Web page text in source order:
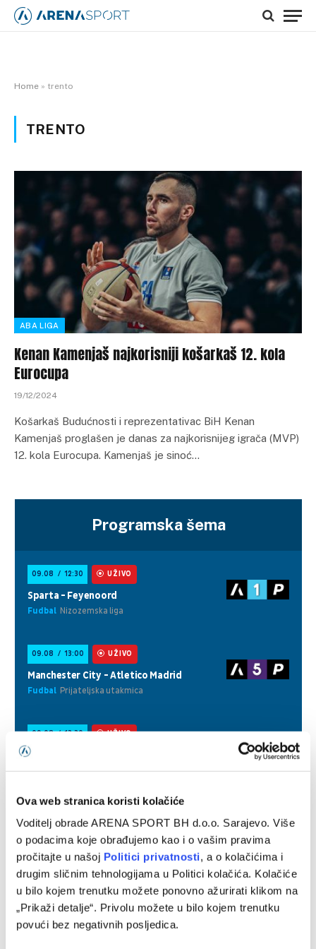
Ova web stranica koristi kolačiće
Voditelj obrade ARENA SPORT BH d.o.o. Sarajevo. Više
o podacima koje obrađujemo kao i o vašim pravima
pročitajte u našoj Politici privatnosti, a o kolačićima i
drugim sličnim tehnologijama u Politici kolačića. Kolačiće
u bilo kojem trenutku možete ponovno ažurirati klikom na
„Prikaži detalje“. Privolu možete u bilo kojem trenutku
povući bez negativnih posljedica.
Home » trento
TRENTO
ABA LIGA
Kenan Kamenjaš najkorisniji košarkaš 12. kola
Eurocupa
19/12/2024
Košarkaš Budućnosti i reprezentativac BiH Kenan
Kamenjaš proglašen je danas za najkorisnijeg igrača (MVP)
12. kola Eurocupa. Kamenjaš je sinoć…
Programska šema